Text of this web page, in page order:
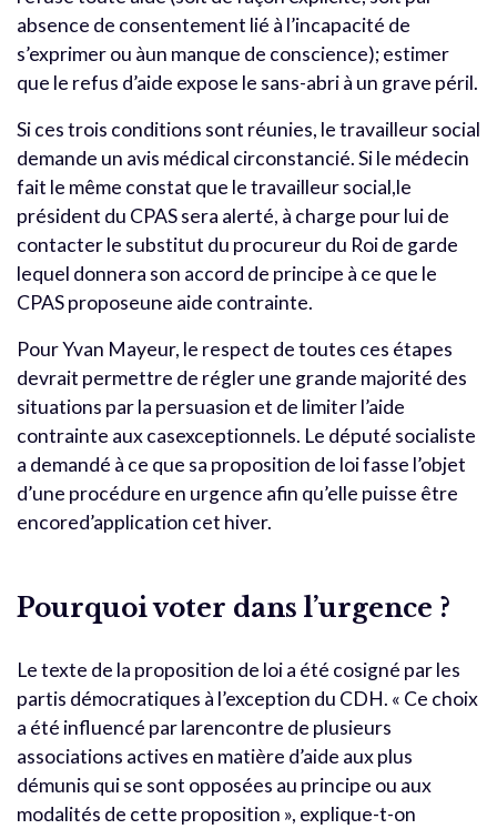
absence de consentement lié à l’incapacité de
s’exprimer ou àun manque de conscience); estimer
que le refus d’aide expose le sans-abri à un grave péril.
Si ces trois conditions sont réunies, le travailleur social
demande un avis médical circonstancié. Si le médecin
fait le même constat que le travailleur social,le
président du CPAS sera alerté, à charge pour lui de
contacter le substitut du procureur du Roi de garde
lequel donnera son accord de principe à ce que le
CPAS proposeune aide contrainte.
Pour Yvan Mayeur, le respect de toutes ces étapes
devrait permettre de régler une grande majorité des
situations par la persuasion et de limiter l’aide
contrainte aux casexceptionnels. Le député socialiste
a demandé à ce que sa proposition de loi fasse l’objet
d’une procédure en urgence afin qu’elle puisse être
encored’application cet hiver.
Pourquoi voter dans l’urgence ?
Le texte de la proposition de loi a été cosigné par les
partis démocratiques à l’exception du CDH. « Ce choix
a été influencé par larencontre de plusieurs
associations actives en matière d’aide aux plus
démunis qui se sont opposées au principe ou aux
modalités de cette proposition », explique-t-on